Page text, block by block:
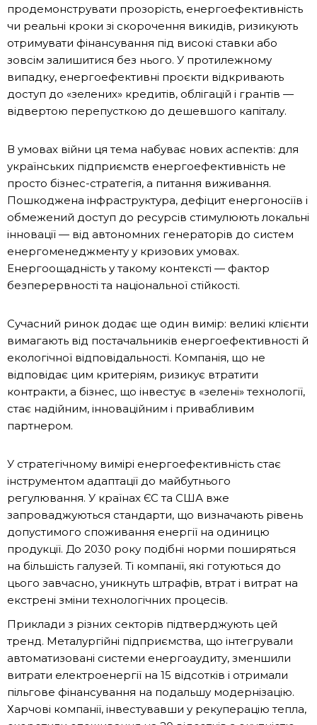
продемонструвати прозорість, енергоефективність
чи реальні кроки зі скорочення викидів, ризикують
отримувати фінансування під високі ставки або
зовсім залишитися без нього. У протилежному
випадку, енергоефективні проєкти відкривають
доступ до «зелених» кредитів, облігацій і грантів —
відвертою перепусткою до дешевшого капіталу.
В умовах війни ця тема набуває нових аспектів: для
українських підприємств енергоефективність не
просто бізнес-стратегія, а питання виживання.
Пошкоджена інфраструктура, дефіцит енергоносіїв і
обмежений доступ до ресурсів стимулюють локальні
інновації — від автономних генераторів до систем
енергоменеджменту у кризових умовах.
Енергоощадність у такому контексті — фактор
безперервності та національної стійкості.
Сучасний ринок додає ще один вимір: великі клієнти
вимагають від постачальників енергоефективності й
екологічної відповідальності. Компанія, що не
відповідає цим критеріям, ризикує втратити
контракти, а бізнес, що інвестує в «зелені» технології,
стає надійним, інноваційним і привабливим
партнером.
У стратегічному вимірі енергоефективність стає
інструментом адаптації до майбутнього
регулювання. У країнах ЄС та США вже
запроваджуються стандарти, що визначають рівень
допустимого споживання енергії на одиницю
продукції. До 2030 року подібні норми поширяться
на більшість галузей. Ті компанії, які готуються до
цього завчасно, уникнуть штрафів, втрат і витрат на
екстрені зміни технологічних процесів.
Приклади з різних секторів підтверджують цей
тренд. Металургійні підприємства, що інтегрували
автоматизовані системи енергоаудиту, зменшили
витрати електроенергії на 15 відсотків і отримали
пільгове фінансування на подальшу модернізацію.
Харчові компанії, інвестувавши у рекуперацію тепла,